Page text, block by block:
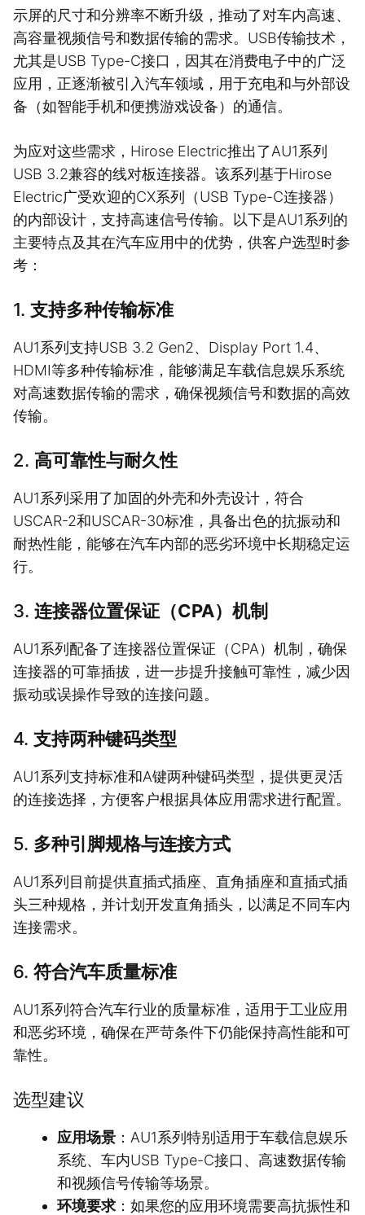
示屏的尺寸和分辨率不断升级，推动了对车内高速、
高容量视频信号和数据传输的需求。USB传输技术，
尤其是USB Type-C接口，因其在消费电子中的广泛
应用，正逐渐被引入汽车领域，用于充电和与外部设
备（如智能手机和便携游戏设备）的通信。
为应对这些需求，Hirose Electric推出了AU1系列
USB 3.2兼容的线对板连接器。该系列基于Hirose
Electric广受欢迎的CX系列（USB Type-C连接器）
的内部设计，支持高速信号传输。以下是AU1系列的
主要特点及其在汽车应用中的优势，供客户选型时参
考：
1. 支持多种传输标准
AU1系列支持USB 3.2 Gen2、Display Port 1.4、
HDMI等多种传输标准，能够满足车载信息娱乐系统
对高速数据传输的需求，确保视频信号和数据的高效
传输。
2. 高可靠性与耐久性
AU1系列采用了加固的外壳和外壳设计，符合
USCAR-2和USCAR-30标准，具备出色的抗振动和
耐热性能，能够在汽车内部的恶劣环境中长期稳定运
行。
3. 连接器位置保证（CPA）机制
AU1系列配备了连接器位置保证（CPA）机制，确保
连接器的可靠插拔，进一步提升接触可靠性，减少因
振动或误操作导致的连接问题。
4. 支持两种键码类型
AU1系列支持标准和A键两种键码类型，提供更灵活
的连接选择，方便客户根据具体应用需求进行配置。
5. 多种引脚规格与连接方式
AU1系列目前提供直插式插座、直角插座和直插式插
头三种规格，并计划开发直角插头，以满足不同车内
连接需求。
6. 符合汽车质量标准
AU1系列符合汽车行业的质量标准，适用于工业应用
和恶劣环境，确保在严苛条件下仍能保持高性能和可
靠性。
选型建议
应用场景 ：AU1系列特别适用于车载信息娱乐
系统、车内USB Type-C接口、高速数据传输
和视频信号传输等场景。
环境要求 ：如果您的应用环境需要高抗振性和